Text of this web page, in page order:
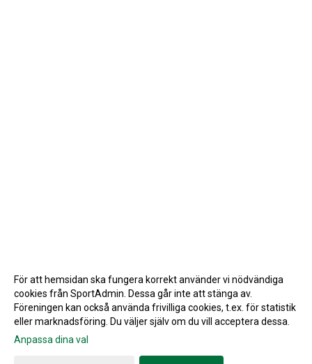
Gå till Webbversion
För att hemsidan ska fungera korrekt använder vi nödvändiga
cookies från SportAdmin. Dessa går inte att stänga av.
Föreningen kan också använda frivilliga cookies, t.ex. för statistik
eller marknadsföring. Du väljer själv om du vill acceptera dessa.
Anpassa dina val